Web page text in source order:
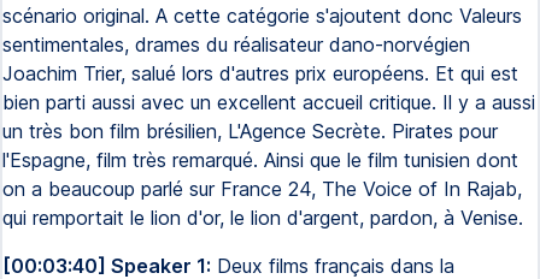
scénario original. A cette catégorie s'ajoutent donc Valeurs
sentimentales, drames du réalisateur dano-norvégien
Joachim Trier, salué lors d'autres prix européens. Et qui est
bien parti aussi avec un excellent accueil critique. Il y a aussi
un très bon film brésilien, L'Agence Secrète. Pirates pour
l'Espagne, film très remarqué. Ainsi que le film tunisien dont
on a beaucoup parlé sur France 24, The Voice of In Rajab,
qui remportait le lion d'or, le lion d'argent, pardon, à Venise.
[00:03:40] Speaker 1: Deux films français dans la